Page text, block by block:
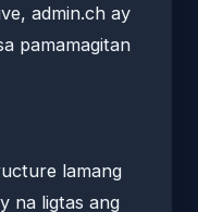
admin.ch ay
pamamagitan
lamang
na ligtas ang